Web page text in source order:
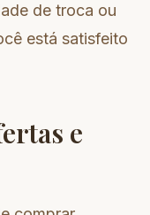
de troca ou
está satisfeito
e